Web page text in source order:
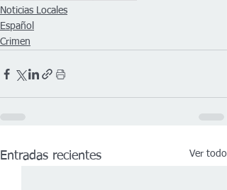
Noticias Locales
Español
Crimen
Entradas recientes Ver todo